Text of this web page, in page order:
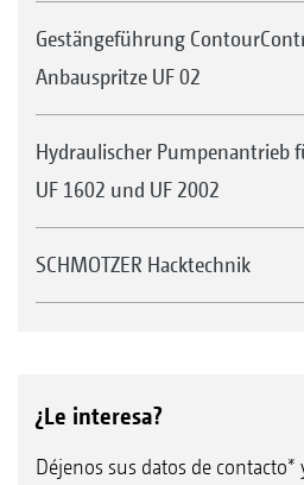
Gestängeführung
Anbauspritze UF 02
Hydraulischer Pumpenantrieb
UF 1602 und UF 2002
SCHMOTZER Hacktechnik
¿Le interesa?
Déjenos sus datos de